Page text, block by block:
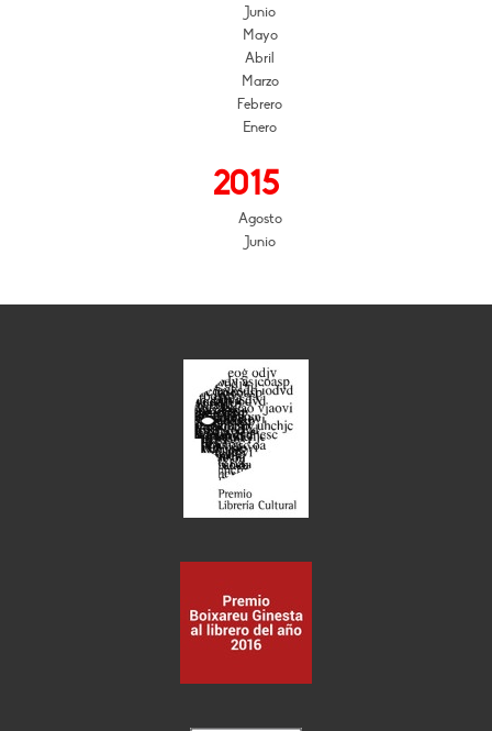
Junio
Mayo
Abril
Marzo
Febrero
Enero
2015
Agosto
Junio